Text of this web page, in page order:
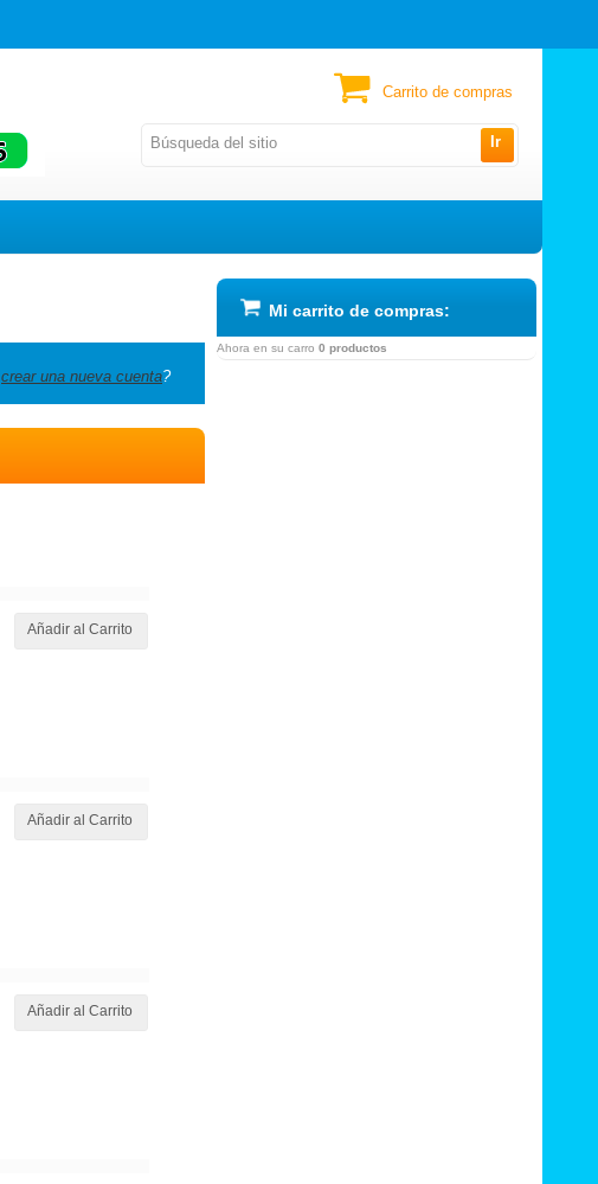
Ir
Carrito de compras
crear una nueva cuenta?
Añadir al Carrito
Añadir al Carrito
Añadir al Carrito
Mi carrito de compras:
Ahora en su carro 0 productos